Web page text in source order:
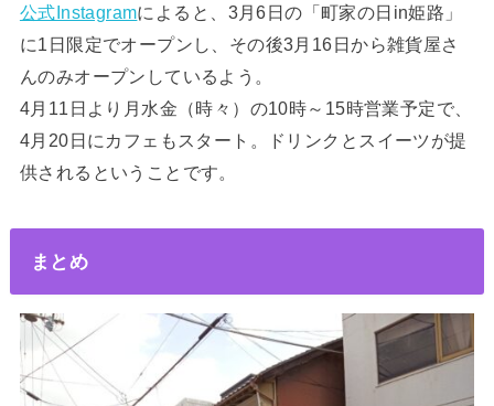
公式Instagramによると、3月6日の「町家の日in姫路」
に1日限定でオープンし、その後3月16日から雑貨屋さ
んのみオープンしているよう。
4月11日より月水金（時々）の10時～15時営業予定で、
4月20日にカフェもスタート。ドリンクとスイーツが提
供されるということです。
まとめ